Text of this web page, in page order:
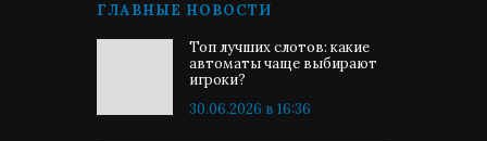
ГЛАВНЫЕ НОВОСТИ
Топ лучших слотов: какие
автоматы чаще выбирают
игроки?
30.06.2026 в 16:36